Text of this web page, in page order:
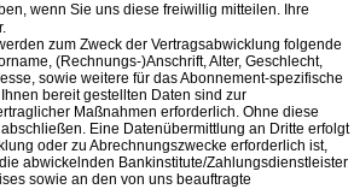
wenn Sie uns diese freiwillig mitteilen. Ihre
zum Zweck der Vertragsabwicklung folgende
(Rechnungs-)Anschrift, Alter, Geschlecht,
sowie weitere für das Abonnement-spezifische
bereit gestellten Daten sind zur
Maßnahmen erforderlich. Ohne diese
Eine Datenübermittlung an Dritte erfolgt
oder zu Abrechnungszwecke erforderlich ist,
abwickelnden Bankinstitute/Zahlungsdienstleister
sowie an den von uns beauftragte